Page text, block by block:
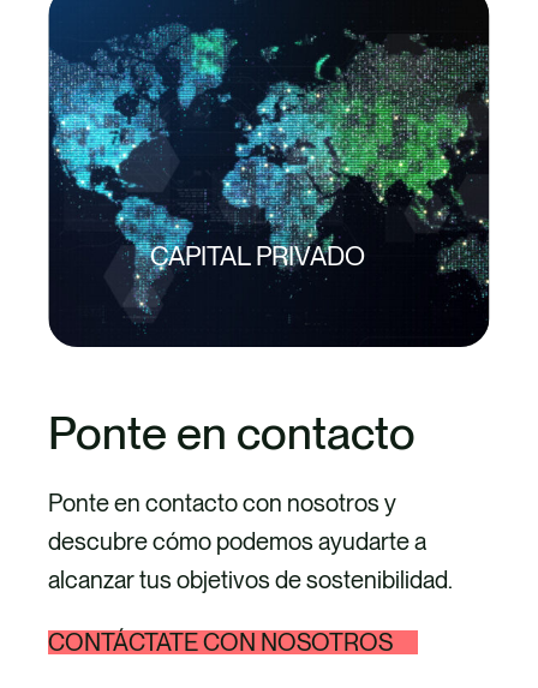
CAPITAL PRIVADO
Ponte en contacto
Ponte en contacto con nosotros y
descubre cómo podemos ayudarte a
alcanzar tus objetivos de sostenibilidad.
CONTÁCTATE CON NOSOTROS